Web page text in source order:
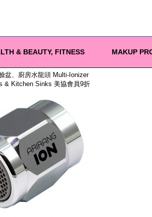
& BEAUTY, FITNESS MAKUP
盆、廚房水龍頭 Multi-Ionizer
& Kitchen Sinks 美協會員9折